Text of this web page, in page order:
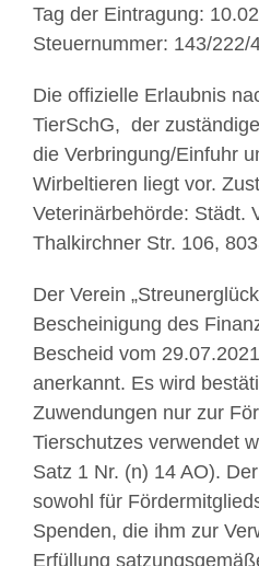
Tag der Eintragung:
Steuernummer: 143/222/
Die offizielle Erlaubnis
TierSchG, der
die Verbringung/Einfuhr
Wirbeltieren liegt vor.
Veterinärbehörde: Städt.
Thalkirchner Str. 106,
Der Verein
Bescheinigung des
Bescheid vom
anerkannt. Es wird
Zuwendungen nur zur
Tierschutzes verwendet
Satz 1 Nr. (n) 14 AO).
sowohl für
Spenden, die ihm zur
Erfüllung